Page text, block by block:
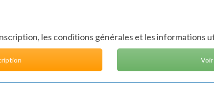
les conditions générales et les informations